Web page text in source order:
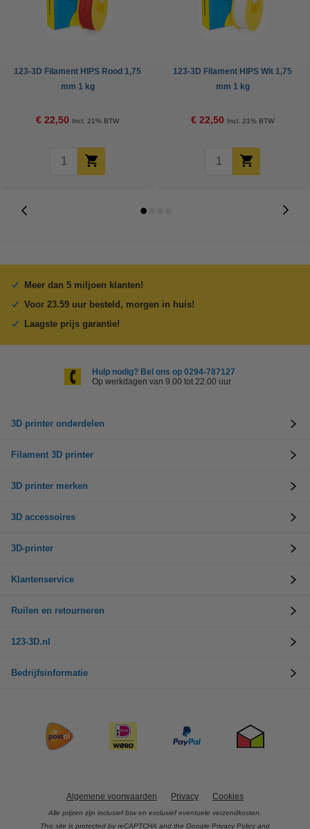
123-3D Filament HIPS Rood 1,75
mm 1 kg
€ 22,50 Incl. 21% BTW
123-3D Filament HIPS Wit 1,75
mm 1 kg
€ 22,50 Incl. 21% BTW
Meer dan 5 miljoen klanten!
Voor 23.59 uur besteld, morgen in huis!
Laagste prijs garantie!
Hulp nodig? Bel ons op 0294-787127
Op werkdagen van 9.00 tot 22.00 uur
3D printer onderdelen
Filament 3D printer
3D printer merken
3D accessoires
3D-printer
Klantenservice
Ruilen en retourneren
123-3D.nl
Bedrijfsinformatie
Algemene voorwaarden Privacy Cookies
Alle prijzen zijn inclusief btw en exclusief eventuele verzendkosten.
This site is protected by reCAPTCHA and the Google Privacy Policy and